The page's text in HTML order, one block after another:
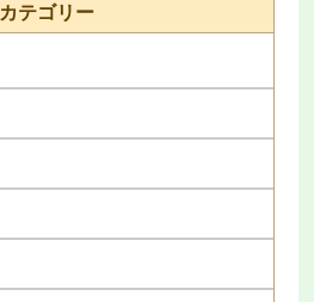
カテゴリー